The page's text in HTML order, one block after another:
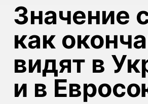
Значение
как
видят в
и в